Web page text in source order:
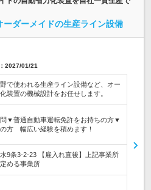
ーダーメイドの生産ライン設備
2027/01/21
で使われる生産ライン設備など、オー
装置の機械設計をお任せします。
▼普通自動車運転免許をお持ちの方▼
方 幅広い経験を積めます！
9条3-2-23 【雇入れ直後】上記事業所
める事業所